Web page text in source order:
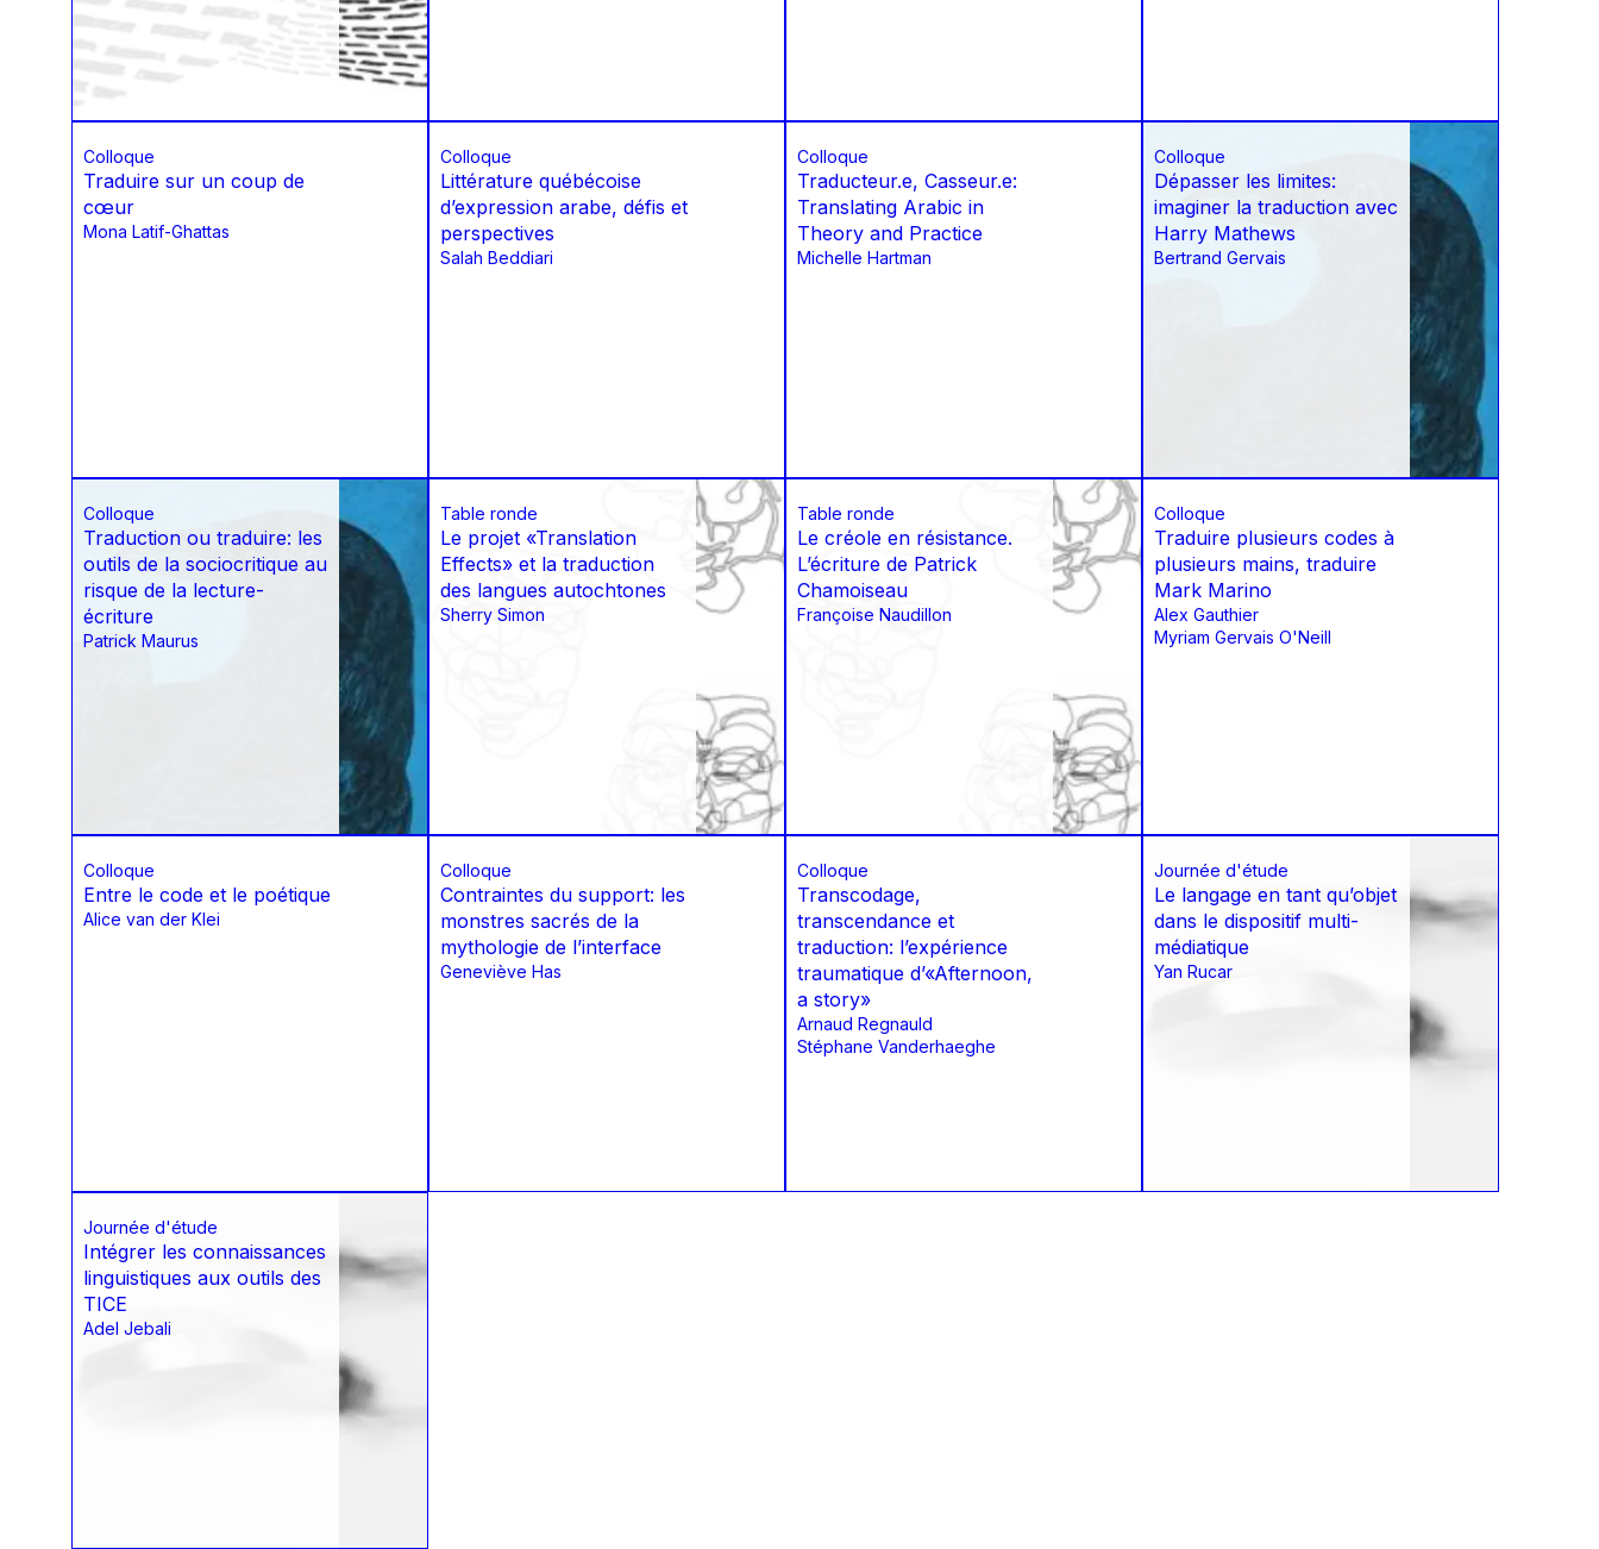
Colloque
Traduire sur un coup de
cœur
Mona Latif-Ghattas
Colloque
Littérature québécoise
d’expression arabe, défis et
perspectives
Salah Beddiari
Colloque
Traducteur.e, Casseur.e:
Translating Arabic in
Theory and Practice
Michelle Hartman
Colloque
Dépasser les limites:
imaginer la traduction avec
Harry Mathews
Bertrand Gervais
Colloque
Traduction ou traduire: les
outils de la sociocritique au
risque de la lecture-
écriture
Patrick Maurus
Table ronde
Le projet «Translation
Effects» et la traduction
des langues autochtones
Sherry Simon
Table ronde
Le créole en résistance.
L’écriture de Patrick
Chamoiseau
Françoise Naudillon
Colloque
Traduire plusieurs codes à
plusieurs mains, traduire
Mark Marino
Alex Gauthier
Myriam Gervais O'Neill
Colloque
Entre le code et le poétique
Alice van der Klei
Colloque
Contraintes du support: les
monstres sacrés de la
mythologie de l’interface
Geneviève Has
Colloque
Transcodage,
transcendance et
traduction: l’expérience
traumatique d’«Afternoon,
a story»
Arnaud Regnauld
Stéphane Vanderhaeghe
Journée d'étude
Le langage en tant qu’objet
dans le dispositif multi-
médiatique
Yan Rucar
Journée d'étude
Intégrer les connaissances
linguistiques aux outils des
TICE
Adel Jebali